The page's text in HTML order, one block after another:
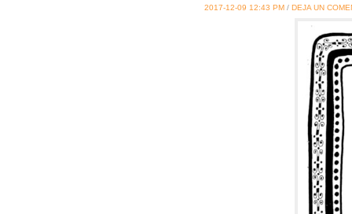
2017-12-09 12:43 PM / DEJA UN